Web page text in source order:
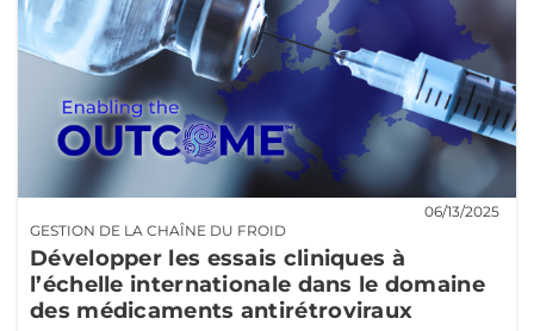
GESTION DE LA CHAÎNE DU FROID
06/13/2025
Développer les essais cliniques à
l’échelle internationale dans le domaine
des médicaments antirétroviraux